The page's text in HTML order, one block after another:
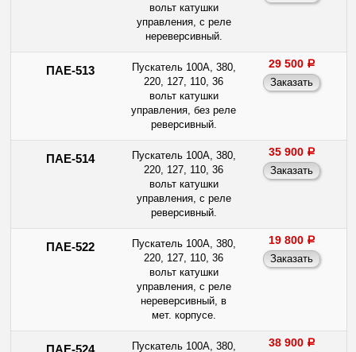
вольт катушки
управления, с реле
нереверсивный.
ПАЕ-513
Пускатель 100А, 380,
220, 127, 110, 36
вольт катушки
управления, без реле
реверсивный.
29 500 a
ПАЕ-514
Пускатель 100А, 380,
220, 127, 110, 36
вольт катушки
управления, с реле
реверсивный.
35 900 a
ПАЕ-522
Пускатель 100А, 380,
220, 127, 110, 36
вольт катушки
управления, с реле
нереверсивный, в
мет. корпусе.
19 800 a
ПАЕ-524
Пускатель 100А, 380,
38 900 a